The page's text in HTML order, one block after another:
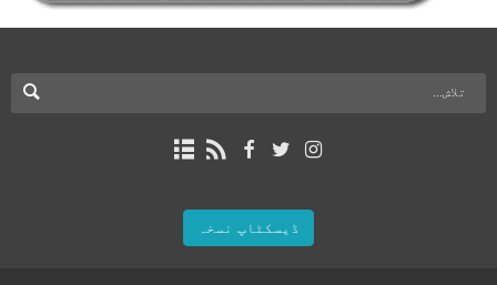
ڈیسکٹاپ نسخہ